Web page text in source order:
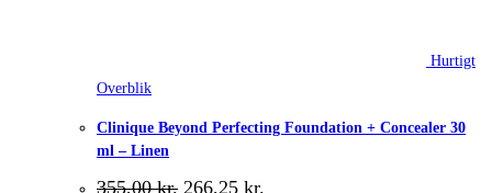
Hurtigt
Overblik
Clinique Beyond Perfecting Foundation + Concealer 30
ml – Linen
355,00kr. Den
266,25 kr.